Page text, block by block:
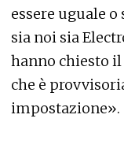
essere uguale
sia noi sia
hanno chiesto
che è
impostazione».